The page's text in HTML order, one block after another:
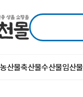
농산물축산물수산물임산물